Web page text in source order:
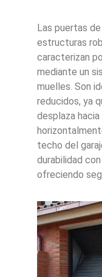
Las puertas
estructuras
caracterizan
mediante un
muelles. Son
reducidos, ya
desplaza
techo del
durabilidad
ofreciendo